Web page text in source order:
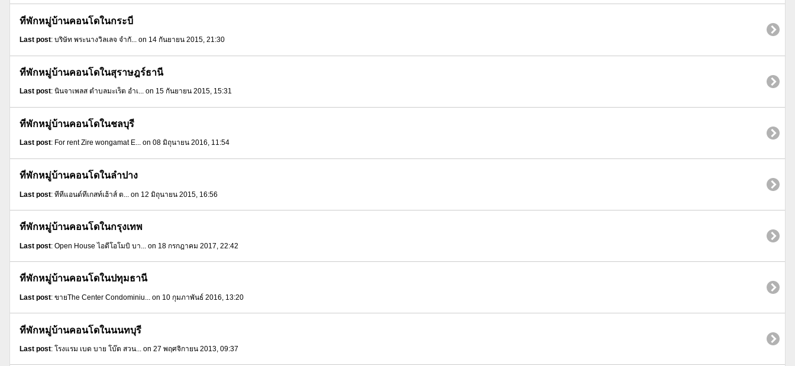
ที่พักหมู่บ้านคอนโดในกระบี่
Last post: บริษัท พระนางวิลเลจ จำกั... on 14 กันยายน 2015, 21:30
ที่พักหมู่บ้านคอนโดในสุราษฎร์ธานี
Last post: นินจาเพลส ตำบลมะเร็ต อำเ... on 15 กันยายน 2015, 15:31
ที่พักหมู่บ้านคอนโดในชลบุรี
Last post: For rent Zire wongamat E... on 08 มิถุนายน 2016, 11:54
ที่พักหมู่บ้านคอนโดในลำปาง
Last post: ทีทีแอนด์ทีเกสท์เฮ้าส์ ต... on 12 มิถุนายน 2015, 16:56
ที่พักหมู่บ้านคอนโดในกรุงเทพ
Last post: Open House ไอดีโอโมบิ บา... on 18 กรกฎาคม 2017, 22:42
ที่พักหมู่บ้านคอนโดในปทุมธานี
Last post: ขายThe Center Condominiu... on 10 กุมภาพันธ์ 2016, 13:20
ที่พักหมู่บ้านคอนโดในนนทบุรี
Last post: โรงแรม เบด บาย โบ๊ต สวน... on 27 พฤศจิกายน 2013, 09:37